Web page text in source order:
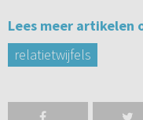
Lees meer artikelen
relatietwijfels